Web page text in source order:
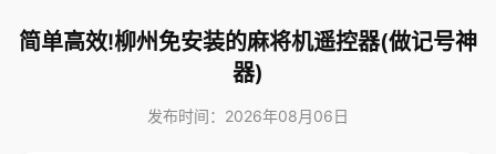
简单高效!柳州免安装的麻将机遥控器(做记号神
器)
发布时间：2026年08月06日